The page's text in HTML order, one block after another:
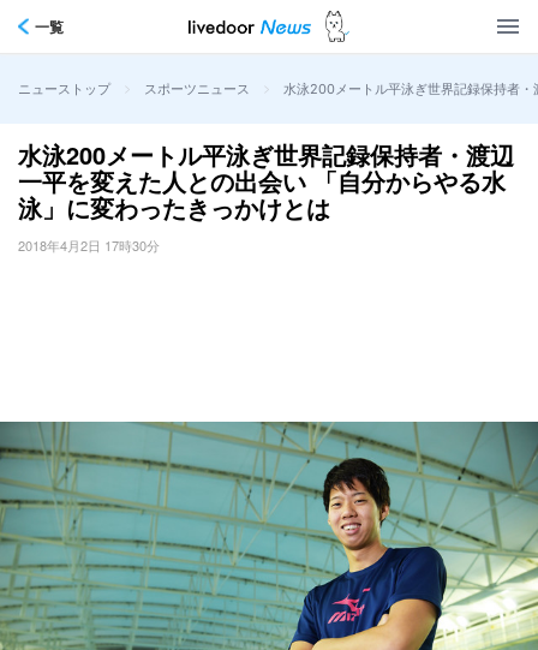
一覧
ニューストップ > スポーツニュース > 水泳200メートル平泳ぎ世界記録保持者
水泳200メートル平泳ぎ世界記録保持者・渡辺
一平を変えた人との出会い 「自分からやる水
泳」に変わったきっかけとは
2018年4月2日 17時30分